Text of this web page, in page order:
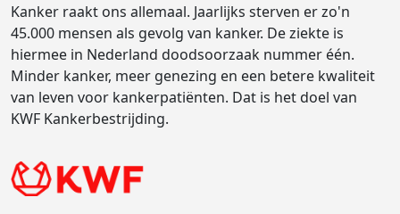
Kanker raakt ons allemaal. Jaarlijks sterven er zo'n
45.000 mensen als gevolg van kanker. De ziekte is
hiermee in Nederland doodsoorzaak nummer één.
Minder kanker, meer genezing en een betere kwaliteit
van leven voor kankerpatiënten. Dat is het doel van
KWF Kankerbestrijding.